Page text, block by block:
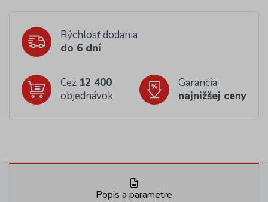
Rýchlosť dodania
do 6 dní
Cez 12 400
objednávok
Garancia
najnižšej ceny
Popis a parametre